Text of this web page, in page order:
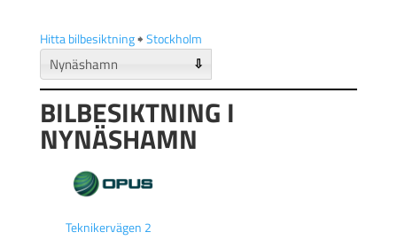
Hitta bilbesiktning🠺Stockholm
⇩
BILBESIKTNING I
NYNÄSHAMN
Teknikervägen 2